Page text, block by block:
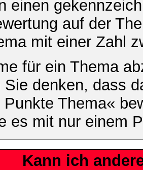
einen
auf der
mit einer Zahl
für ein Thema
Sie denken, dass
Thema«
es mit nur einem
Kann ich